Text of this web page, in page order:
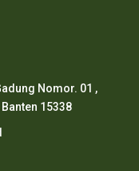
Nomor. 01 ,
15338